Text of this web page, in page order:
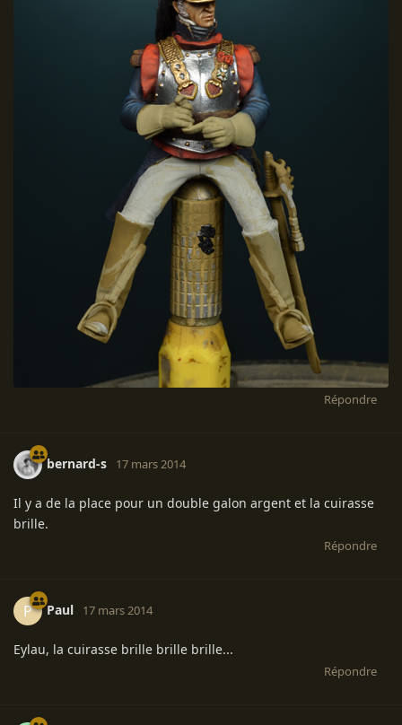
Répondre
bernard-s 17 mars 2014
Il y a de la place pour un double galon argent et la cuirasse
brille.
Répondre
P Paul 17 mars 2014
Eylau, la cuirasse brille brille brille...
Répondre